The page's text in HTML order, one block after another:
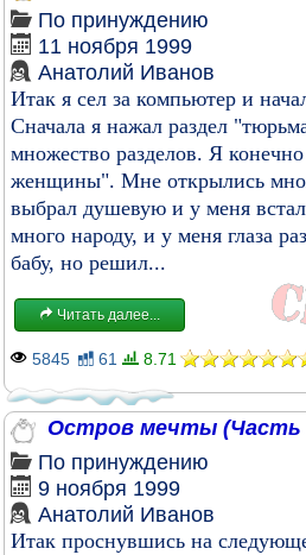
По принуждению
11 ноября 1999
Анатолий Иванов
Итак я сел за компьютер и
Сначала я нажал раздел
множество разделов. Я
женщины". Мне открылись
выбрал душевую и у меня
много народу, и у меня глаза
бабу, но решил...
Читать далее...
5845 61 8.71
Остров мечты (Часть
По принуждению
9 ноября 1999
Анатолий Иванов
Итак проснувшись на